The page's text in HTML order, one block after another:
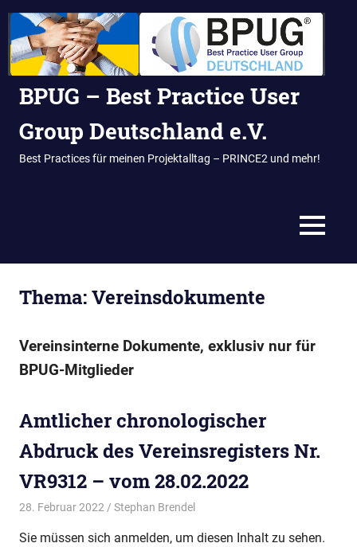
Inhalt
BPUG – Best Practice User
Group Deutschland e.V.
Best Practices für meinen Projektalltag – PRINCE2 und mehr!
MENÜ
Thema:Vereinsdokumente
Vereinsinterne Dokumente, exklusiv nur für
BPUG-Mitglieder
Amtlicher chronologischer
Abdruck des Vereinsregisters Nr.
VR9312 – vom 28.02.2022
28. Februar 2022 Stephan Brendel
Sie müssen sich anmelden, um diesen Inhalt zu sehen.